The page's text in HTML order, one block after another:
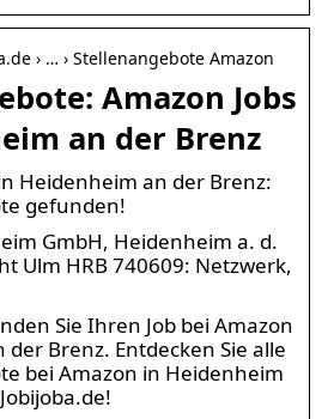
› … › Stellenangebote Amazon
Amazon Jobs
an der Brenz
Heidenheim an der Brenz:
gefunden!
GmbH, Heidenheim a. d.
Ulm HRB 740609: Netzwerk,
Sie Ihren Job bei Amazon
Brenz. Entdecken Sie alle
bei Amazon in Heidenheim